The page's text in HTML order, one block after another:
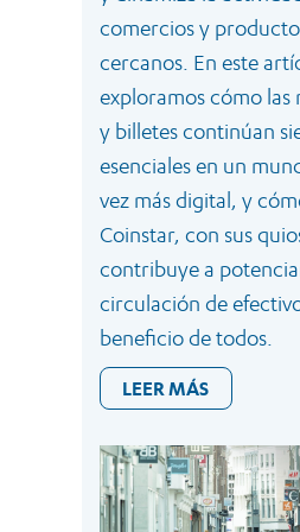
comercios y
cercanos. En este
exploramos cómo las
y billetes continúan
esenciales en un
vez más digital, y
Coinstar, con sus
contribuye a
circulación de
beneficio de todos.
LEER MÁS